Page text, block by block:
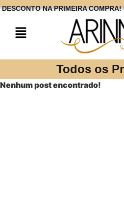
DESCONTO NA PRIMEIRA
Todos os
Nenhum post encontrado!